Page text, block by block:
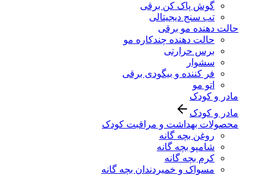
گوش پاک کن برقی
تب سنج دیجیتالی
حالت دهنده مو برقی
حالت دهنده چندکاره مو
برس حرارتی
سشوار
فر کننده و بیگودی برقی
اتو مو
مادر و کودک
مادر و کودک
محصولات بهداشت و مراقبت کودک
روغن بچه گانه
شامپو بچه گانه
کرم بچه گانه
مسواک و خمیردندان بچه گانه